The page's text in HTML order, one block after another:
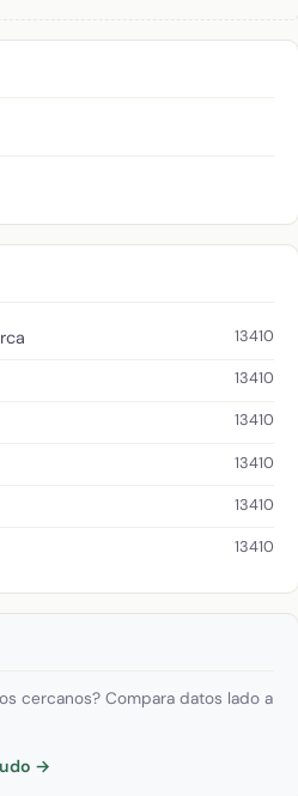
13410
13410
13410
13410
13410
13410
cercanos? Compara datos lado a
→